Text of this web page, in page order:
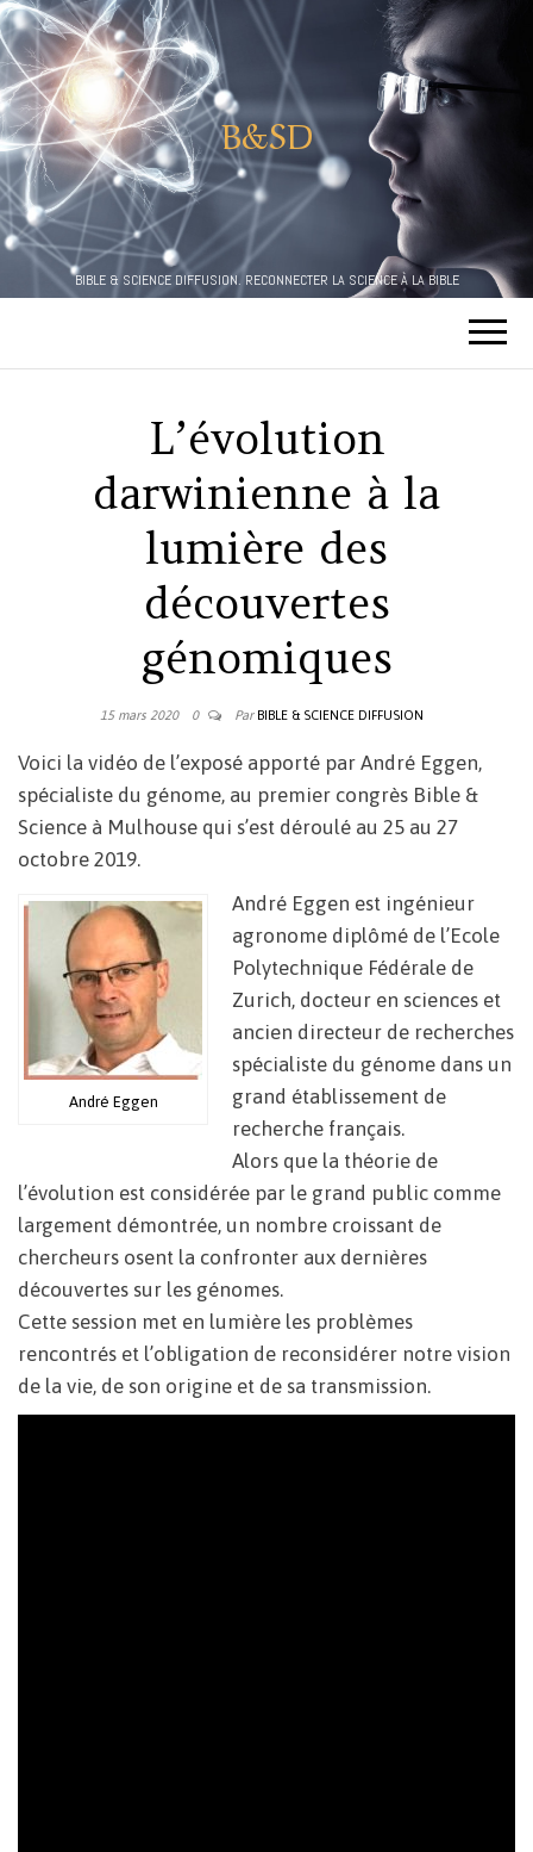
B&SD
BIBLE & SCIENCE DIFFUSION. RECONNECTER LA SCIENCE À LA BIBLE
L’évolution
darwinienne à la
lumière des
découvertes
génomiques
15 mars 2020 0 Par BIBLE & SCIENCE DIFFUSION
Voici la vidéo de l’exposé apporté par André Eggen,
spécialiste d u génome, au premier congrès Bible &
Science à Mulhouse qui s’est déroulé au 25 au 27
octobre 2019.
André Eggen
André Eggen est ingénieur
agronome diplômé de l’Ecole
Polytechnique Fédérale de
Zurich, docteur en sciences et
ancien directeur de recherches
spécialiste du génome dans un
grand établissement de
recherche français.
Alors que la théorie de
l’évolution est considérée par le grand public comme
largement démontrée, un nombre croissant de
chercheurs osent la confronter aux dernières
découvertes sur les génomes.
Cette session met en lumière les problèmes
rencontrés et l’obligation de reconsidérer notre vision
de la vie, de son origine et de sa transmission.